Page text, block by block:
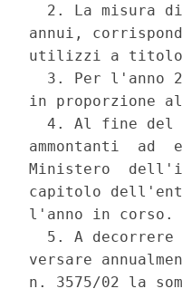
2. La misura
annui,
utilizzi a titolo
3. Per l'anno
in proporzione
4. Al fine del
ammontanti  ad
Ministero
capitolo
l'anno in corso.
5. A decorrere
versare